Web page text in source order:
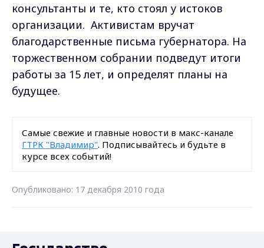
консультанты и те, кто стоял у истоков
организации. Активистам вручат
благодарственные письма губернатора. На
торжественном собрании подведут итоги
работы за 15 лет, и определят планы на
будущее.
Самые свежие и главные новости в макс-канале
ГТРК "Владимир". Подписывайтесь и будьте в
курсе всех событий!
Опубликовано: 17 декабря 2010 года